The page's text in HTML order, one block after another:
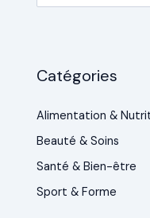
Catégories
Alimentation &
Beauté & Soins
Santé & Bien-être
Sport & Forme